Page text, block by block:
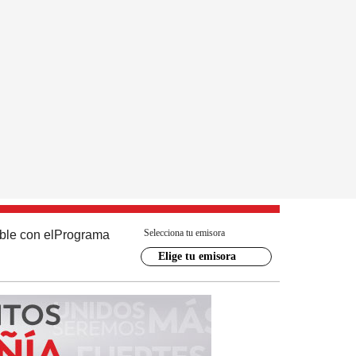
con el Programa Selecciona tu emisora
Elige tu emisora